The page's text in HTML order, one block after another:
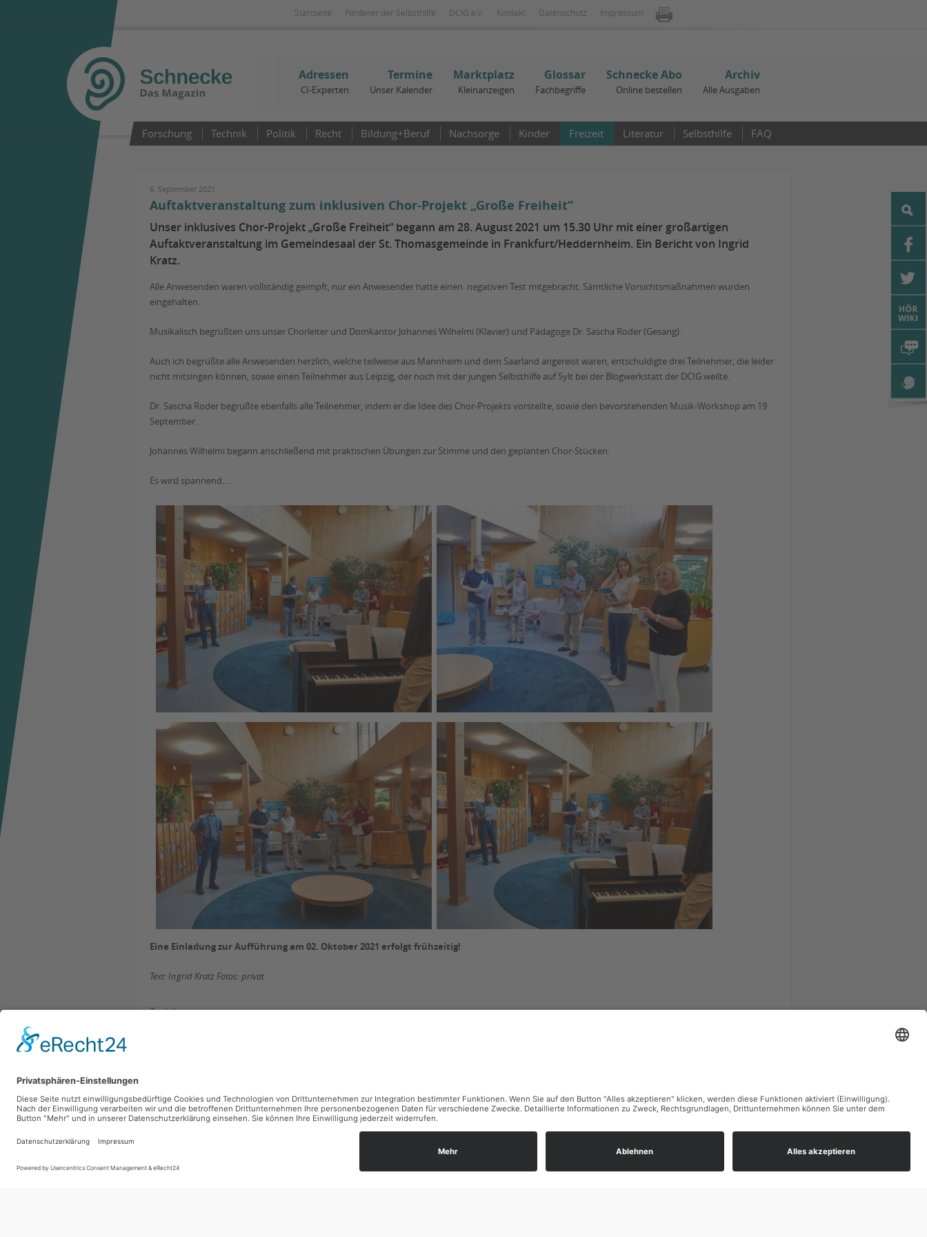
Startseite Förderer der Selbsthilfe DCIG e.V. Kontakt Datenschutz Impressum
Adressen
CI-Experten
Termine
Unser Kalender
Marktplatz
Kleinanzeigen
Glossar
Fachbegriffe
Schnecke Abo
Online bestellen
Archiv
Alle Ausgaben
Forschung Technik Politik Recht Bildung+Beruf Nachsorge Kinder Freizeit Literatur Selbsthilfe FAQ
6. September 2021
Auftaktveranstaltung zum inklusiven Chor-Projekt „Große Freiheit“
Unser inklusives Chor-Projekt „Große Freiheit“ begann am 28. August 2021 um 15.30 Uhr mit einer großartigen
Auftaktveranstaltung im Gemeindesaal der St. Thomasgemeinde in Frankfurt/Heddernheim. Ein Bericht von Ingrid
Kratz.
Alle Anwesenden waren vollständig geimpft, nur ein Anwesender hatte einen negativen Test mitgebracht. Sämtliche Vorsichtsmaßnahmen wurden
eingehalten.
Musikalisch begrüßten uns unser Chorleiter und Domkantor Johannes Wilhelmi (Klavier) und Pädagoge Dr. Sascha Roder (Gesang).
Auch ich begrüßte alle Anwesenden herzlich, welche teilweise aus Mannheim und dem Saarland angereist waren, entschuldigte drei Teilnehmer, die leider
nicht mitsingen können, sowie einen Teilnehmer aus Leipzig, der noch mit der jungen Selbsthilfe auf Sylt bei der Blogwerkstatt der DCIG weilte.
Dr. Sascha Roder begrüßte ebenfalls alle Teilnehmer, indem er die Idee des Chor-Projekts vorstellte, sowie den bevorstehenden Musik-Workshop am 19.
September.
Johannes Wilhelmi begann anschließend mit praktischen Übungen zur Stimme und den geplanten Chor-Stücken.
Es wird spannend….
Eine Einladung zur Aufführung am 02. Oktober 2021 erfolgt frühzeitig!
Text: Ingrid Kratz Fotos: privat
Zurück